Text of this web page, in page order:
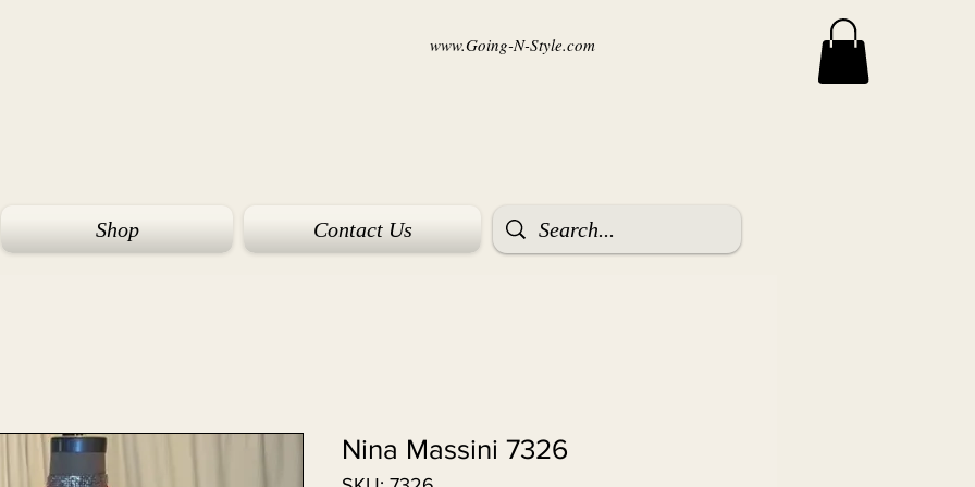
www.Going-N-Style.com
Shop Contact Us
Nina Massini 7326